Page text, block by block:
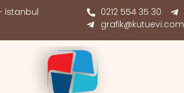
İstanbul 0212 554 35 30
grafik@kutuevi.com